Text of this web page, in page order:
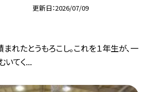
更新日 2026/07/09
れたとうもろこし。これを１年生が、一
てく...